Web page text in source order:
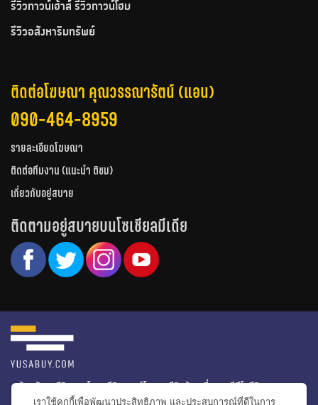
รีวิวทาวน์เฮ้าส์ รีวิวทาวน์โฮม
รีวิวอสังหาริมทรัพย์
ติดต่อโฆษณา คุณวรรณารัตน์ (แอน)
090-464-8959
รายละเอียดโฆษณา
ติดต่อทีมงาน (แนะนำ ติชม)
เกี่ยวกับอยู่สบาย
ติดตามอยู่สบายบนโซเชียลมีเดีย
หน้าหลัก รีวิวคอนโด รีวิวทาวน์โฮม รีวิวบ้านเดี่ยว
วีดีโอรีวิว
เราใช้คุกกี้เพื่อพัฒนาประสิทธิภาพ และประสบการณ์ที่ดีในการ